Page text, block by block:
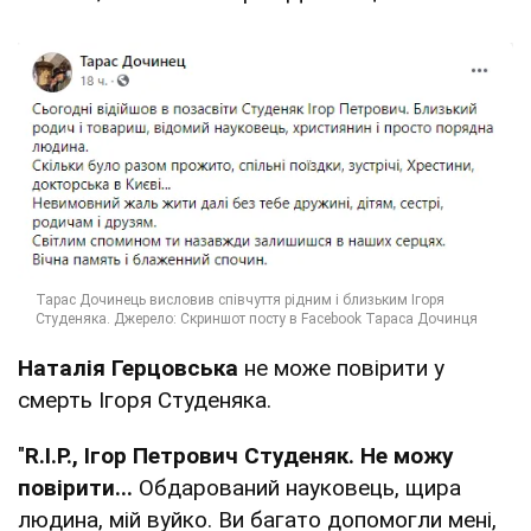
Наталія Герцовська не може повірити у
смерть Ігоря Студеняка.
"R.I.P., Ігор Петрович Студеняк. Не можу
повірити... Обдарований науковець, щира
людина, мій вуйко. Ви багато допомогли мені,